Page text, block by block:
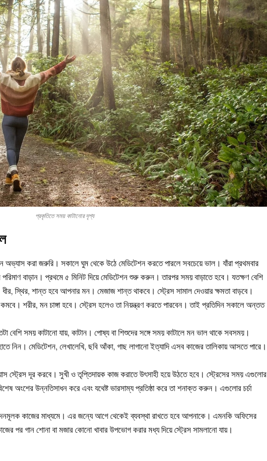
প্রকৃতিতে সময় কাটানোর দৃশ্য
অভ্যাস করা জরুরি। সকালে ঘুম থেকে উঠে মেডিটেশন করতে পারলে সবচেয়ে ভাল। যাঁরা প্রথমবার
পরিমাণ বাড়ান। প্রথমে ৫ মিনিট দিয়ে মেডিটেশন শুরু করুন। তারপর সময় বাড়াতে হবে। যতক্ষণ বেশি
স্থির, শান্ত হবে আপনার মন। মেজাজ শান্ত থাকবে। স্ট্রেস সামাল দেওয়ার ক্ষমতা বাড়বে।
শরীর, মন চাঙ্গা হবে। স্ট্রেস হলেও তা নিয়ন্ত্রণ করতে পারবেন। তাই প্রতিদিন সকালে অন্তত
বেশি সময় কাটানো যায়, কাটান। পোষ্য বা শিশুদের সঙ্গে সময় কাটালে মন ভাল থাকে সবসময়।
নিন। মেডিটেশন, লেখালেখি, ছবি আঁকা, গাছ লাগানো ইত্যাদি এসব কাজের তালিকায় আসতে পারে।
স্ট্রেস দূর করবে। সুখী ও তৃপ্তিদায়ক কাজ করাতে উৎসাহী হয়ে উঠতে হবে। স্ট্রেসের সময় এগুলোর
অংশের উন্নতিসাধন করে এবং যথেষ্ট ভারসাম্য প্রতিষ্ঠা করে তা শনাক্ত করুন। এগুলোর চর্চা
কাজের মাধ্যমে। এর জন্যে আগে থেকেই ব্যবস্থা রাখতে হবে আপনাকে। এমনকি অফিসের
পর গান শোনা বা মজার কোনো খাবার উপভোগ করার মধ্য দিয়ে স্ট্রেস সামলানো যায়।